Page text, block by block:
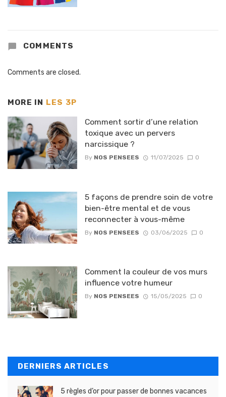
COMMENTS
Comments are closed.
MORE IN LES 3P
Comment sortir d’une relation
toxique avec un pervers
narcissique ?
By NOS PENSEES 11/07/2025 0
5 façons de prendre soin de votre
bien-être mental et de vous
reconnecter à vous-même
By NOS PENSEES 03/06/2025 0
Comment la couleur de vos murs
influence votre humeur
By NOS PENSEES 15/05/2025 0
DERNIERS ARTICLES
5 règles d’or pour passer de bonnes vacances